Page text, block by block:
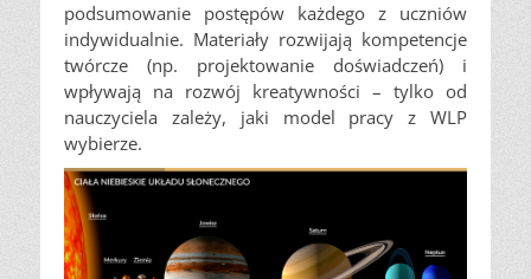
podsumowanie postępów każdego z uczniów
indywidualnie. Materiały rozwijają kompetencje
twórcze (np. projektowanie doświadczeń) i
wpływają na rozwój kreatywności – tylko od
nauczyciela zależy, jaki model pracy z WLP
wybierze.